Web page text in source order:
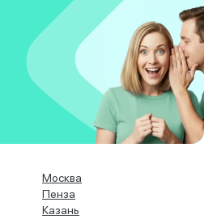
Москва
Пенза
Казань